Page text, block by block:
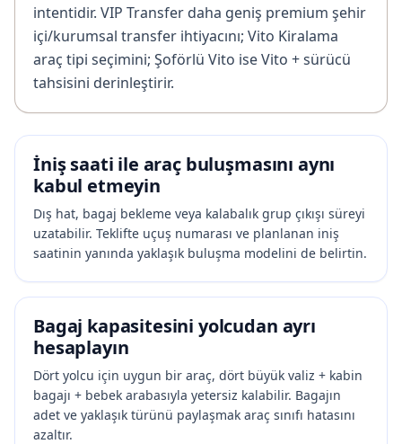
intentidir. VIP Transfer daha geniş premium şehir
içi/kurumsal transfer ihtiyacını; Vito Kiralama
araç tipi seçimini; Şoförlü Vito ise Vito + sürücü
tahsisini derinleştirir.
İniş saati ile araç buluşmasını aynı
kabul etmeyin
Dış hat, bagaj bekleme veya kalabalık grup çıkışı süreyi
uzatabilir. Teklifte uçuş numarası ve planlanan iniş
saatinin yanında yaklaşık buluşma modelini de belirtin.
Bagaj kapasitesini yolcudan ayrı
hesaplayın
Dört yolcu için uygun bir araç, dört büyük valiz + kabin
bagajı + bebek arabasıyla yetersiz kalabilir. Bagajın
adet ve yaklaşık türünü paylaşmak araç sınıfı hatasını
azaltır.